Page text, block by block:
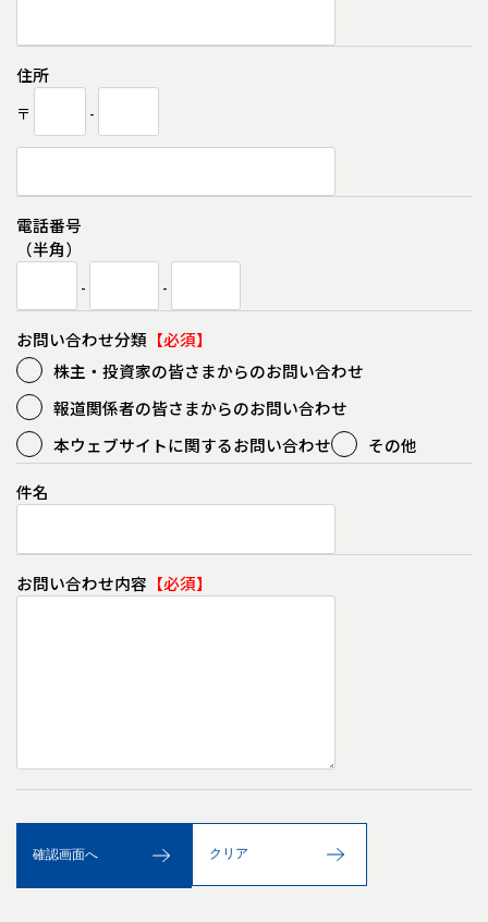
住所
〒 -
電話番号
（半角）
- -
お問い合わせ分類
株主・投資家の皆さまからのお問い合わせ
報道関係者の皆さまからのお問い合わせ
本ウェブサイトに関するお問い合わせ
その他
件名
お問い合わせ内容
確認画面へ クリア